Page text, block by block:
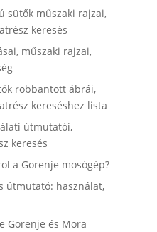
sütők műszaki rajzai,
keresés
műszaki rajzai,
robbantott ábrái,
kereséshez lista
útmutatói,
keresés
a Gorenje mosógép?
útmutató: használat,
Gorenje és Mora